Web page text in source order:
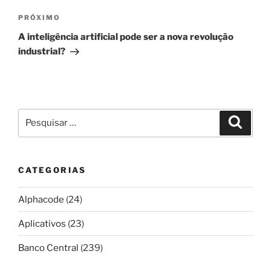
Próximo
post
PRÓXIMO
A inteligência artificial pode ser a nova revolução
industrial?
por:
CATEGORIAS
Alphacode (24)
Aplicativos (23)
Banco Central (239)